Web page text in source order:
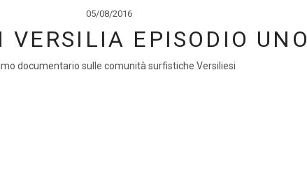
05/08/2016
VERSILIA EPISODIO UNO
documentario sulle comunità surfistiche Versiliesi